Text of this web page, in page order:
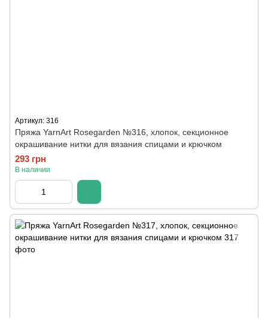
Артикул: 316
Пряжа YarnArt Rosegarden №316, хлопок, секционное
окрашивание нитки для вязания спицами и крючком
293 грн
В наличии